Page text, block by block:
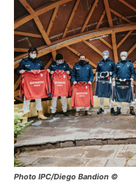
Photo IPC/Diego Bandion ©